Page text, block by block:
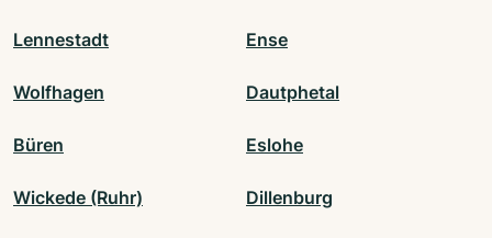
Lennestadt Ense
Wolfhagen Dautphetal
Büren Eslohe
Wickede (Ruhr) Dillenburg